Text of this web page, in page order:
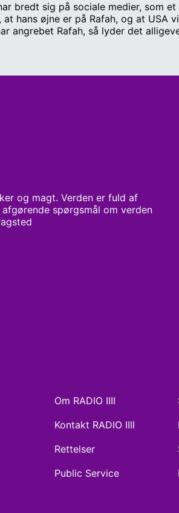
bredt sig på sociale medier, som
hans øjne er på Rafah, og at
angrebet Rafah, så lyder det
og magt. Verden er fuld af
spørgsmål om verden
Om RADIO IIII
Kontakt RADIO IIII
Rettelser
Public Service